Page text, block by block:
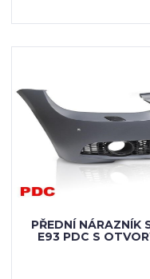
PŘEDNÍ NÁRAZNÍK
E93 PDC S